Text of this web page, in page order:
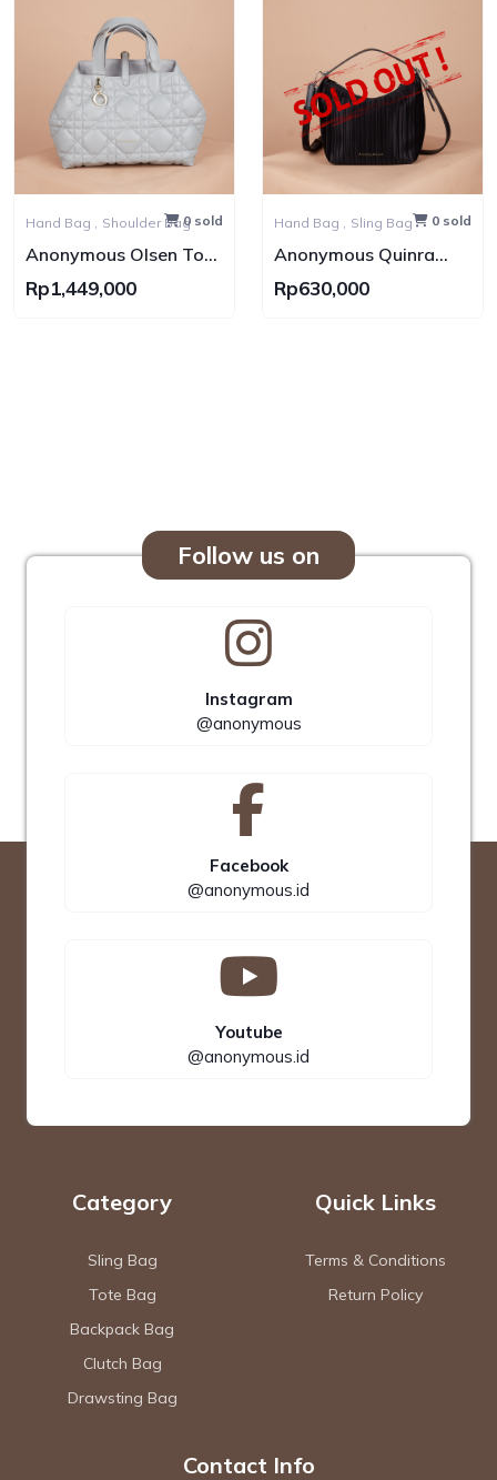
0 sold
Hand Bag , Shoulder Bag
Anonymous Olsen Tote
Bag Lamskin No Brand
Rp1,449,000
0 sold
Hand Bag , Sling Bag
Anonymous Quinra
Nylon Bag
Rp630,000
Follow us on
Instagram
@anonymous
Facebook
@anonymous.id
Youtube
@anonymous.id
Category
Sling Bag
Tote Bag
Backpack Bag
Clutch Bag
Drawsting Bag
Quick Links
Terms & Conditions
Return Policy
Contact Info